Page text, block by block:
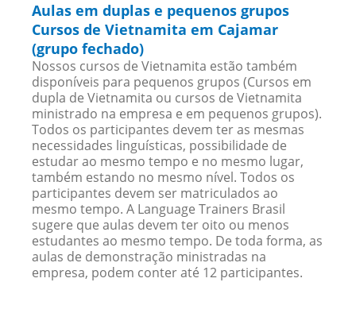
Aulas em duplas e pequenos grupos
Cursos de Vietnamita em Cajamar
(grupo fechado)
Nossos cursos de Vietnamita estão também
disponíveis para pequenos grupos (Cursos em
dupla de Vietnamita ou cursos de Vietnamita
ministrado na empresa e em pequenos grupos).
Todos os participantes devem ter as mesmas
necessidades linguísticas, possibilidade de
estudar ao mesmo tempo e no mesmo lugar,
também estando no mesmo nível. Todos os
participantes devem ser matriculados ao
mesmo tempo. A Language Trainers Brasil
sugere que aulas devem ter oito ou menos
estudantes ao mesmo tempo. De toda forma, as
aulas de demonstração ministradas na
empresa, podem conter até 12 participantes.